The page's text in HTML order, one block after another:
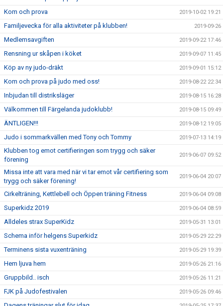
Kom och prova 2019-10-02 19:21
Familjevecka för alla aktiviteter på klubben! 2019-09-26
Medlemsavgiften 2019-09-22 17:46
Rensning ur skåpen i köket 2019-09-07 11:45
Köp av ny judo-dräkt 2019-09-01 15:12
Kom och prova på judo med oss! 2019-08-22 22:34
Inbjudan till distriksläger 2019-08-15 16:28
Välkommen till Färgelanda judoklubb! 2019-08-15 09:49
ÄNTLIGEN!!! 2019-08-12 19:05
Judo i sommarkvällen med Tony och Tommy 2019-07-13 14:19
Klubben tog emot certifieringen som trygg och säker
förening
2019-06-07 09:52
Missa inte att vara med när vi tar emot vår certifiering som
trygg och säker förening!
2019-06-04 20:07
Cirkelträning, Kettlebell och Öppen träning Fitness 2019-06-04 09:08
Superkidz 2019 2019-06-04 08:59
Alldeles strax SuperKidz 2019-05-31 13:01
Schema inför helgens Superkidz 2019-05-29 22:29
Terminens sista vuxenträning 2019-05-29 19:39
Hem ljuva hem 2019-05-26 21:16
Gruppbild.. isch 2019-05-26 11:21
FJK på Judofestivalen 2019-05-26 09:46